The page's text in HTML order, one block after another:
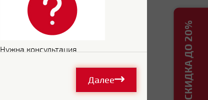
Нужна консультация
Далее